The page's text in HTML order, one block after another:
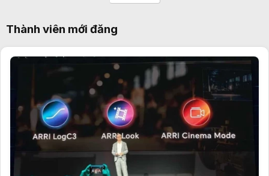
Thành viên mới đăng